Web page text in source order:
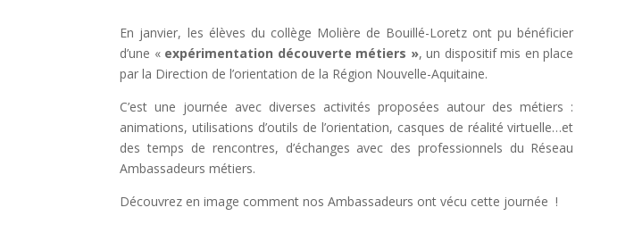
En janvier, les élèves du collège Molière de Bouillé-Loretz ont pu bénéficier
d’une « expérimentation découverte métiers », un dispositif mis en place
par la Direction de l’orientation de la Région Nouvelle-Aquitaine.
C’est une journée avec diverses activités proposées autour des métiers :
animations, utilisations d’outils de l’orientation, casques de réalité virtuelle…et
des temps de rencontres, d’échanges avec des professionnels du Réseau
Ambassadeurs métiers.
Découvrez en image comment nos Ambassadeurs ont vécu cette journée !